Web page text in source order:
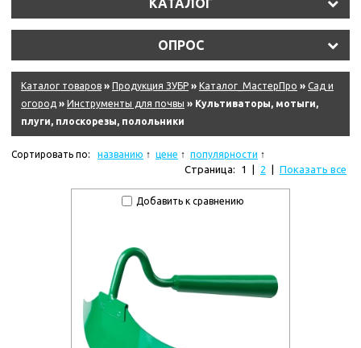
КАТАЛОГ
ОПРОС
Каталог товаров » Продукция ЗУБР » Каталог_МастерПро » Сад и
огород » Инструменты для почвы » Культиваторы, мотыги,
плуги, плоскорезы, полольники
Сортировать по: названию цене популярности
Страница: 1 2 Показать все
Добавить к сравнению